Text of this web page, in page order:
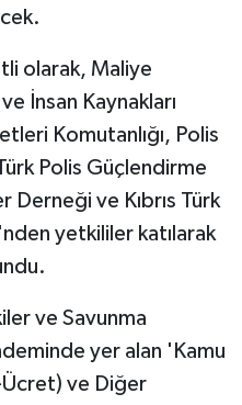
olarak, Maliye
İnsan Kaynakları
Komutanlığı, Polis
Polis Güçlendirme
Derneği ve Kıbrıs Türk
yetkililer katılarak
ve Savunma
yer alan 'Kamu
Ücret) ve Diğer